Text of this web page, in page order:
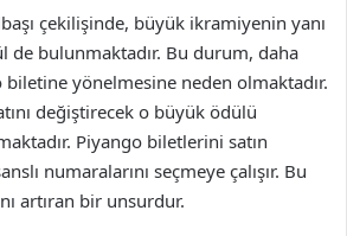
çekilişinde, büyük ikramiyenin yanı
de bulunmaktadır. Bu durum, daha
yönelmesine neden olmaktadır.
değiştirecek o büyük ödülü
Piyango biletlerini satın
numaralarını seçmeye çalışır. Bu
artıran bir unsurdur.